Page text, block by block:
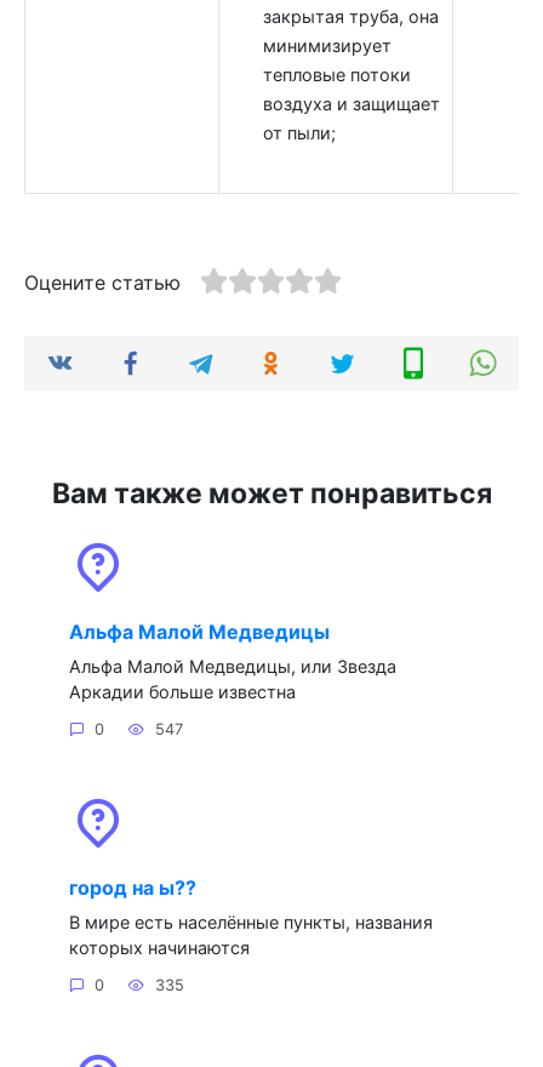
закрытая труба, она
минимизирует
тепловые потоки
воздуха и защищает
от пыли;
Оцените статью
Вам также может понравиться
Альфа Малой Медведицы
Альфа Малой Медведицы, или Звезда
Аркадии больше известна
0 547
город на ы??
В мире есть населённые пункты, названия
которых начинаются
0 335